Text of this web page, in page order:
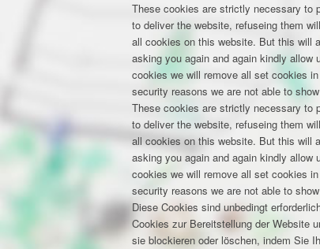
These cookies are strictly necessary to
to deliver the website, refuseing them
all cookies on this website. But this will
asking you again and again kindly
cookies we will remove all set cookies
security reasons we are not able to
These cookies are strictly necessary to
to deliver the website, refuseing them
all cookies on this website. But this will
asking you again and again kindly
cookies we will remove all set cookies
security reasons we are not able to
Diese Cookies sind unbedingt
Cookies zur Bereitstellung der Website
sie blockieren oder löschen, indem Sie